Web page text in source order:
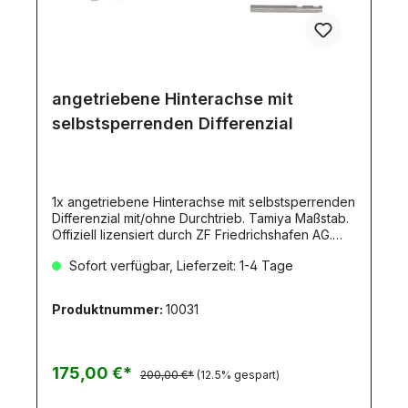
angetriebene Hinterachse mit
selbstsperrenden Differenzial
1x angetriebene Hinterachse mit selbstsperrenden
Differenzial mit/ohne Durchtrieb. Tamiya Maßstab.
Offiziell lizensiert durch ZF Friedrichshafen AG.
TAMIYA Trucks im Maßstab 1:14Rüsten Sie Ihre
Allrad-Alleskönner mit unseren selbstsperrenden
Achsen um. Die Komponenten können leicht
Ein riesen Vorteil dieser Achsen ist, es wird kein
weiterer Platz für ein Schaltservo (Anlenkungen
Sofort verfügbar, Lieferzeit: 1-4 Tage
Produktnummer: 10031
175,00 €* 200,00 €* (12.5% gespart)